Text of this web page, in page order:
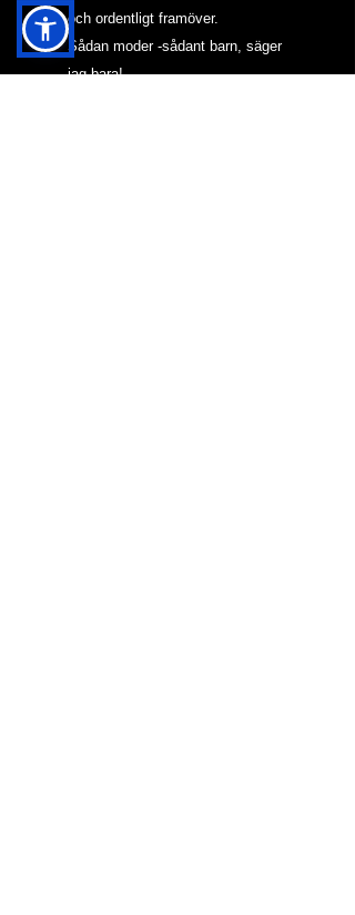
och ordentligt framöver.
Sådan moder -sådant barn, säger
jag bara!